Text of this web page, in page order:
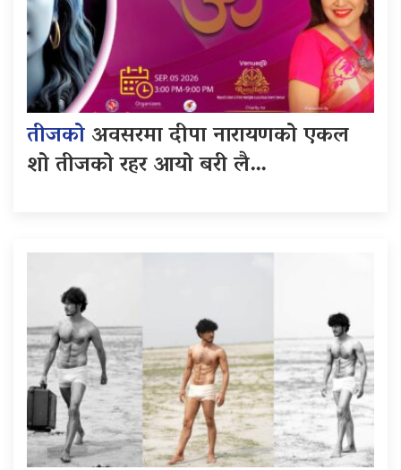
तीजकोअवसरमा दीपा नारायणको एकल
शो तीजको रहर आयो बरी लै…